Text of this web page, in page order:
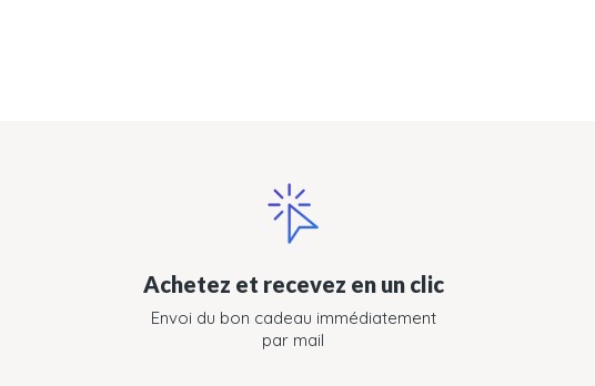
Achetez et recevez en un clic
Envoi du bon cadeau immédiatement
par mail